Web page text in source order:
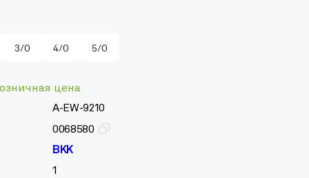
3/0 4/0 5/0
цена
A-EW-9210
0068580
BKK
1